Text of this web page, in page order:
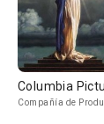
Columbia
Compañía de